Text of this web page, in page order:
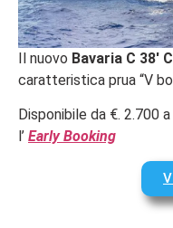
Il nuovo Bavaria C 38′
caratteristica prua “V
Disponibile da €. 2.700
l’ Early Booking